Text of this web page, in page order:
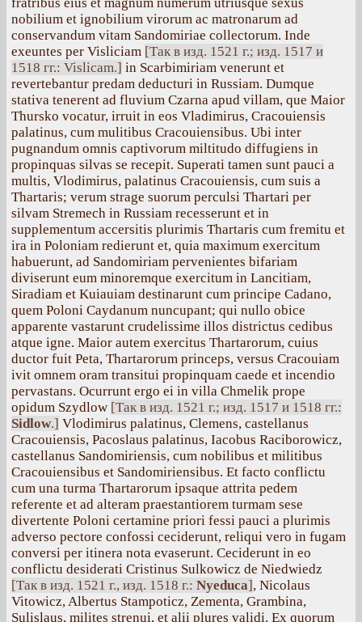
nobilium et ignobilium virorum ac matronarum ad
conservandum vitam Sandomiriae collectorum. Inde
exeuntes per Visliciam [Так в изд. 1521 г.; изд. 1517 и
1518 гг.: Vislicam.] in Scarbimiriam venerunt et
revertebantur predam deducturi in Russiam. Dumque
stativa tenerent ad fluvium Czarna apud villam, que Maior
Thursko vocatur, irruit in eos Vladimirus, Cracouiensis
palatinus, cum mulitibus Cracouiensibus. Ubi inter
pugnandum omnis captivorum miltitudo diffugiens in
propinquas silvas se recepit. Superati tamen sunt pauci a
multis, Vlodimirus, palatinus Cracouiensis, cum suis a
Thartaris; verum strage suorum perculsi Thartari per
silvam Stremech in Russiam recesserunt et in
supplementum accersitis plurimis Thartaris cum fremitu et
ira in Poloniam redierunt et, quia maximum exercitum
habuerunt, ad Sandomiriam pervenientes bifariam
diviserunt eum minoremque exercitum in Lancitiam,
Siradiam et Kuiauiam destinarunt cum principe Cadano,
quem Poloni Caydanum nuncupant; qui nullo obice
apparente vastarunt crudelissime illos districtus cedibus
atque igne. Maior autem exercitus Thartarorum, cuius
ductor fuit Peta, Thartarorum princeps, versus Cracouiam
ivit omnem oram transitui propinquam caede et incendio
pervastans. Ocurrunt ergo ei in villa Chmelik prope
opidum Szydlow [Так в изд. 1521 г.; изд. 1517 и 1518 гг.:
Sidlow.] Vlodimirus palatinus, Clemens, castellanus
Cracouiensis, Pacoslaus palatinus, Iacobus Raciborowicz,
castellanus Sandomiriensis, cum nobilibus et militibus
Cracouiensibus et Sandomiriensibus. Et facto conflictu
cum una turma Thartarorum ipsaque attrita pedem
referente et ad alteram praestantiorem turmam sese
divertente Poloni certamine priori fessi pauci a plurimis
adverso pectore confossi ceciderunt, reliqui vero in fugam
conversi per itinera nota evaserunt. Ceciderunt in eo
conflictu desiderati Cristinus Sulkowicz de Niedwiedz
[Так в изд. 1521 г., изд. 1518 г.: Nyeduса], Nicolaus
Vitowicz, Albertus Stampoticz, Zementa, Grambina,
Sulislaus, milites strenui, et alii plures validi. Ex quorum